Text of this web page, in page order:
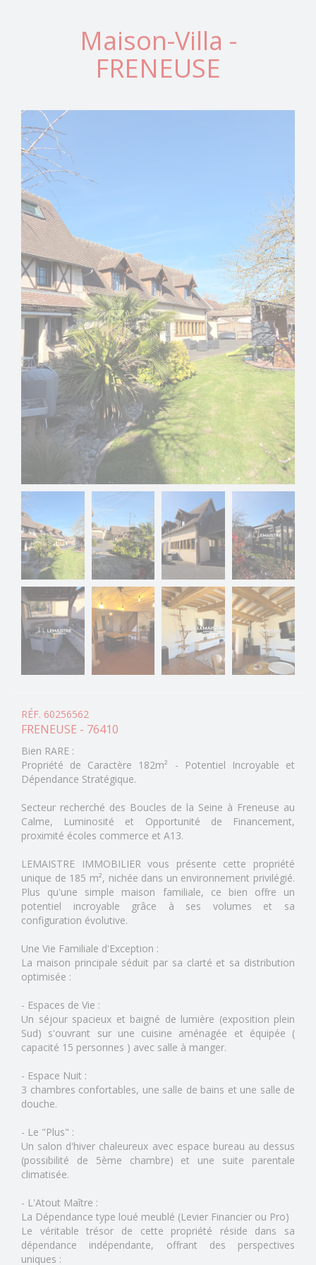
Maison-Villa -
FRENEUSE
RÉF. 60256562
FRENEUSE - 76410
Bien RARE :
Propriété de Caractère 182m² - Potentiel Incroyable et
Dépendance Stratégique.
Secteur recherché des Boucles de la Seine à Freneuse au
Calme, Luminosité et Opportunité de Financement,
proximité écoles commerce et A13.
LEMAISTRE IMMOBILIER vous présente cette propriété
unique de 185 m², nichée dans un environnement privilégié.
Plus qu'une simple maison familiale, ce bien offre un
potentiel incroyable grâce à ses volumes et sa
configuration évolutive.
Une Vie Familiale d'Exception :
La maison principale séduit par sa clarté et sa distribution
optimisée :
- Espaces de Vie :
Un séjour spacieux et baigné de lumière (exposition plein
Sud) s'ouvrant sur une cuisine aménagée et équipée (
capacité 15 personnes ) avec salle à manger.
- Espace Nuit :
3 chambres confortables, une salle de bains et une salle de
douche.
- Le "Plus" :
Un salon d'hiver chaleureux avec espace bureau au dessus
(possibilité de 5ème chambre) et une suite parentale
climatisée.
- L'Atout Maître :
La Dépendance type loué meublé (Levier Financier ou Pro)
Le véritable trésor de cette propriété réside dans sa
dépendance indépendante, offrant des perspectives
uniques :